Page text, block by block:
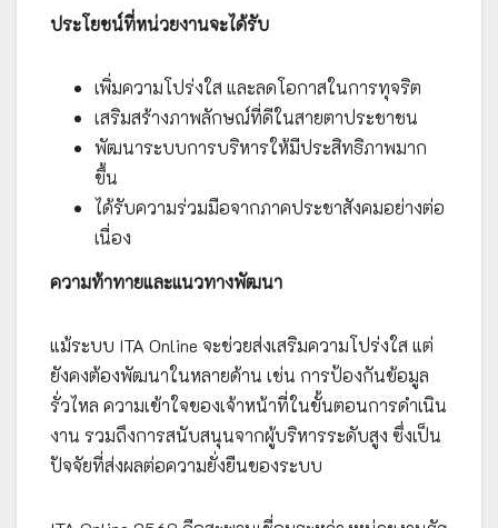
ประโยชน์ที่หน่วยงานจะได้รับ
เพิ่มความโปร่งใส และลดโอกาสในการทุจริต
เสริมสร้างภาพลักษณ์ที่ดีในสายตาประชาชน
พัฒนาระบบการบริหารให้มีประสิทธิภาพมาก
ขึ้น
ได้รับความร่วมมือจากภาคประชาสังคมอย่างต่อ
เนื่อง
ความท้าทายและแนวทางพัฒนา
แม้ระบบ ITA Online จะช่วยส่งเสริมความโปร่งใส แต่
ยังคงต้องพัฒนาในหลายด้าน เช่น การป้องกันข้อมูล
รั่วไหล ความเข้าใจของเจ้าหน้าที่ในขั้นตอนการดำเนิน
งาน รวมถึงการสนับสนุนจากผู้บริหารระดับสูง ซึ่งเป็น
ปัจจัยที่ส่งผลต่อความยั่งยืนของระบบ